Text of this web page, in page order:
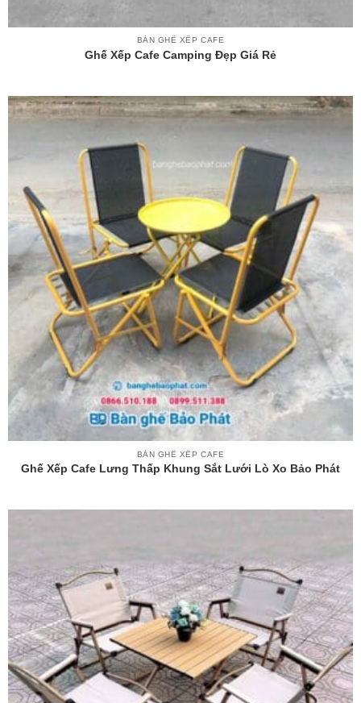
BÀN GHẾ XẾP CAFE
Ghế Xếp Cafe Camping Đẹp Giá Rẻ
BÀN GHẾ XẾP CAFE
Ghế Xếp Cafe Lưng Thấp Khung Sắt Lưới Lò Xo Bảo Phát